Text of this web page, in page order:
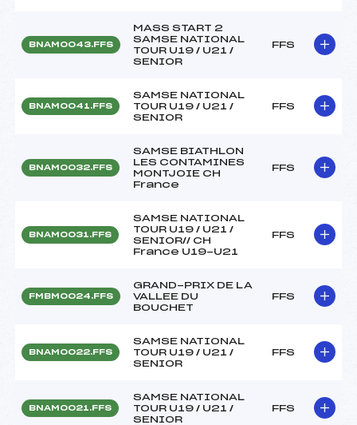
BNAM0043.FFS
MASS START 2
SAMSE NATIONAL
TOUR U19 / U21 /
SENIOR
FFS
BNAM0041.FFS
SAMSE NATIONAL
TOUR U19 / U21 /
SENIOR
FFS
BNAM0032.FFS
SAMSE BIATHLON
LES CONTAMINES
MONTJOIE CH
France
FFS
BNAM0031.FFS
SAMSE NATIONAL
TOUR U19 / U21 /
SENIOR// CH
France U19-U21
FFS
FMBM0024.FFS
GRAND-PRIX DE LA
VALLEE DU
BOUCHET
FFS
BNAM0022.FFS
SAMSE NATIONAL
TOUR U19 / U21 /
SENIOR
FFS
BNAM0021.FFS
SAMSE NATIONAL
TOUR U19 / U21 /
SENIOR
FFS